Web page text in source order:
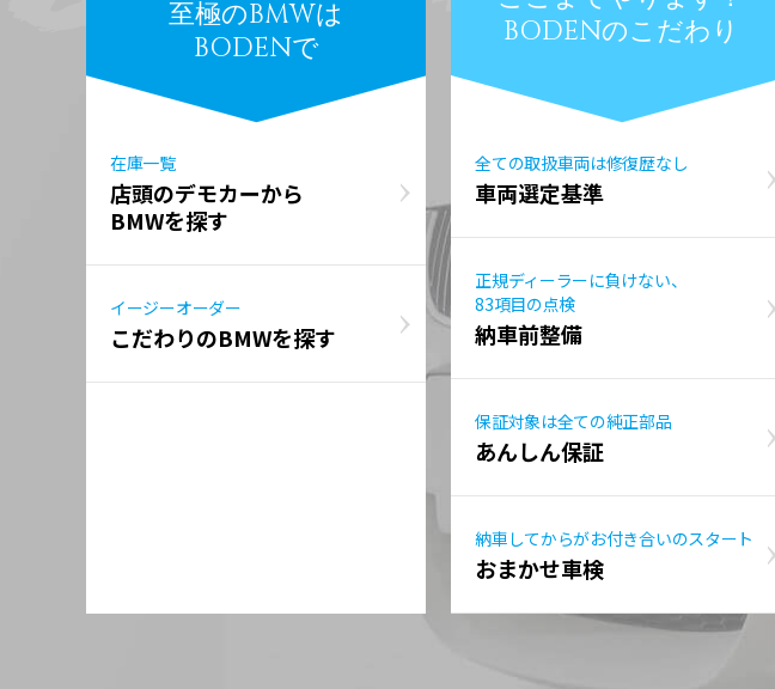
至極のBMWは
BODENで
在庫一覧
店頭のデモカーから
BMWを探す
イージーオーダー
こだわりのBMWを探す
BODENのこだわり
全ての取扱車両は修復歴なし
車両選定基準
正規ディーラーに負けない、
83項目の点検
納車前整備
保証対象は全ての純正部品
あんしん保証
納車してからがお付き合いのスタート
おまかせ車検